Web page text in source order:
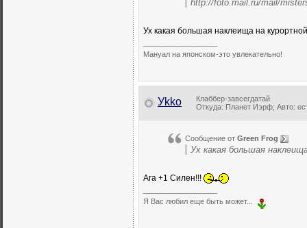
http://foto.mail.ru/mail/
Ух какая большая наклеища на
Мануал на японском-это увлекательно!
Уkkо
Клаббер-завсегдатай
Откуда: Планет Иэрф; Авто:
Сообщение от Green Frog
Ух какая большая
Ага +1 Силен!!!
Я Вас любил еще быть может...